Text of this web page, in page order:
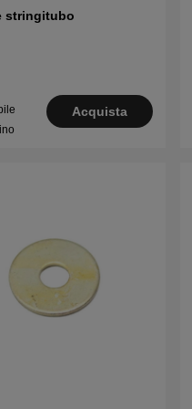
stringitubo
Acquista